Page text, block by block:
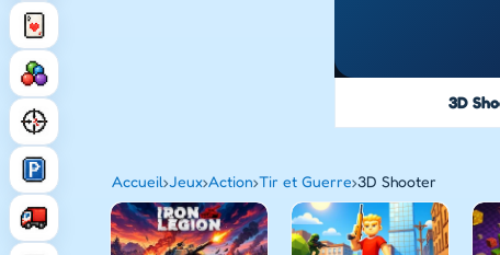
3D
Accueil›Jeux›Action›Tir et Guerre›3D Shooter